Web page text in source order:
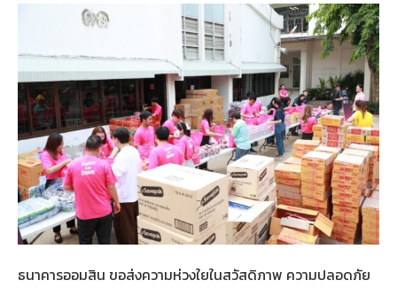
ธนาคารออมสิน ขอส่งความห่วงใยในสวัสดิภาพ ความปลอดภัย